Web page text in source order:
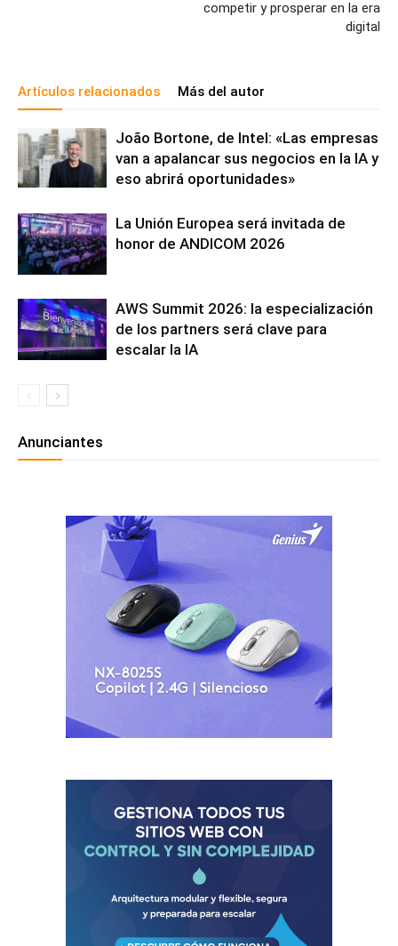
competir y prosperar en la era
digital
Artículos relacionados Más del autor
João Bortone, de Intel: «Las empresas
van a apalancar sus negocios en la IA y
eso abrirá oportunidades»
La Unión Europea será invitada de
honor de ANDICOM 2026
AWS Summit 2026: la especialización
de los partners será clave para
escalar la IA
Anunciantes